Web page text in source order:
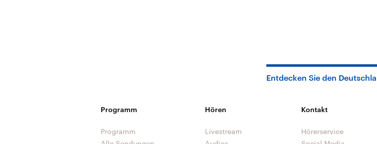
Entdecken Sie den
Programm
Programm
Hören
Livestream
Kontakt
Hörerservice